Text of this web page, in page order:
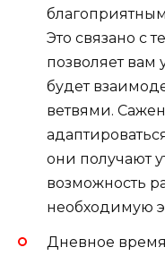
Это связано с
позволяет вам
будет
ветвями.
они получают
возможность
необходимую
Дневное